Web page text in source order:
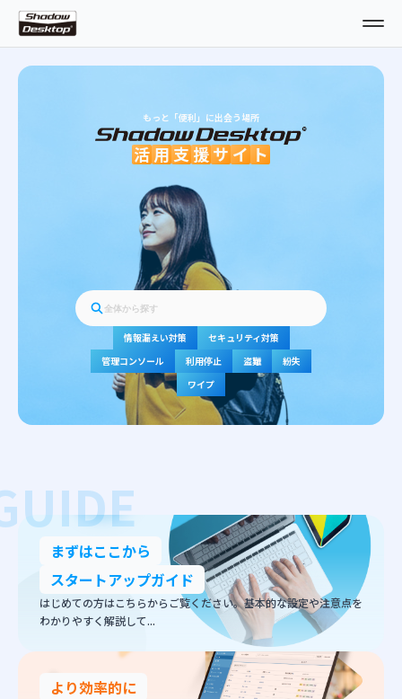
もっと「便利」に出会う場所
活用支援サイト
情報漏えい対策
セキュリティ対策
管理コンソール
利用停止 盗難
紛失
ワイプ
まずはここから
スタートアップガイド
はじめての方はこちらからご覧ください。基本的な設定や注意点を
わかりやすく解説して...
より効率的に